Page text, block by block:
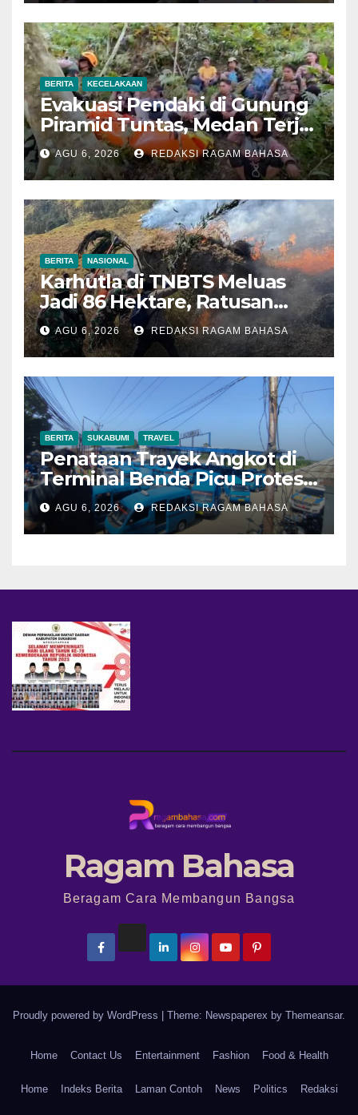
BERITA KECELAKAAN
Evakuasi Pendaki di Gunung
Piramid Tuntas, Medan Terjal
Jadi Tantangan Utama
AGU 6, 2026 REDAKSI RAGAM BAHASA
BERITA NASIONAL
Karhutla di TNBTS Meluas
Jadi 86 Hektare, Ratusan
Personel Berjibaku Cegah
Api Merembet
AGU 6, 2026 REDAKSI RAGAM BAHASA
BERITA SUKABUMI TRAVEL
Penataan Trayek Angkot di
Terminal Benda Picu Protes
Sopir, Dishub: Belum Ada
Keputusan Final
AGU 6, 2026 REDAKSI RAGAM BAHASA
Ragam Bahasa
Beragam Cara Membangun Bangsa
Proudly powered by WordPress | Theme: Newspaperex by Themeansar.
Home Contact Us Entertainment Fashion Food & Health
Home Indeks Berita Laman Contoh News Politics Redaksi